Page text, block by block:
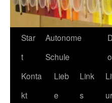
Star
t
Autonome
Schule
Konta
kt
Lieb
e
Link
s
ur